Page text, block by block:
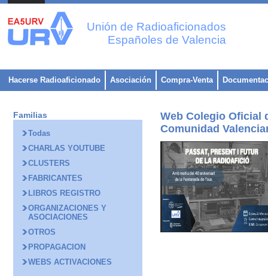
Unión de Radioaficionados
Españoles de Valencia
Hacerse Radioaficionado Asociación Compra-Venta
Web Colegio Oficial
Comunidad
Familias
Todas
CHARLAS YOUTUBE
CLUSTERS
FABRICANTES
LIBROS REGISTRO
ORGANIZACIONES Y
ASOCIACIONES
OTROS
PROPAGACION
WEBS ACTIVACIONES